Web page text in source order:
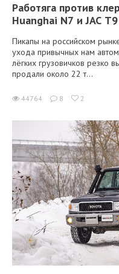
Работяга против
Huanghai N7 и JAC T9
Пикапы на российском
ухода привычных нам
лёгких грузовичков резко
продали около 22 т...
44764 8 2